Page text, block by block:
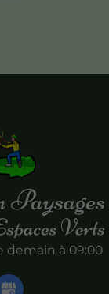
demain à 09:00